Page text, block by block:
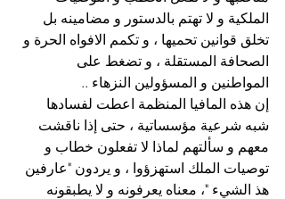
الملكية و لا تهتم بالدستور و مضامينه بل
تخلق قوانين تحميها ، و تكمم الافواه الحرة و
الصحافة المستقلة ، و تضغط على
المواطنين و المسؤولين النزهاء ..
إن هذه المافيا المنظمة اعطت لفسادها
شبه شرعية مؤسساتية ، حتى إذا ناقشت
معهم و سألتهم لماذا لا تفعلون خطاب و
توصيات الملك استهزؤوا ، و يردون "عارفين
هذ الشيء "، معناه يعرفونه و لا يطبقونه